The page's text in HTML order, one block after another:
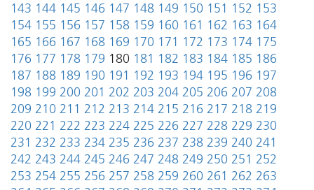
143 144 145 146 147 148 149 150 151 152 153
154 155 156 157 158 159 160 161 162 163 164
165 166 167 168 169 170 171 172 173 174 175
176 177 178 179 180 181 182 183 184 185 186
187 188 189 190 191 192 193 194 195 196 197
198 199 200 201 202 203 204 205 206 207 208
209 210 211 212 213 214 215 216 217 218 219
220 221 222 223 224 225 226 227 228 229 230
231 232 233 234 235 236 237 238 239 240 241
242 243 244 245 246 247 248 249 250 251 252
253 254 255 256 257 258 259 260 261 262 263